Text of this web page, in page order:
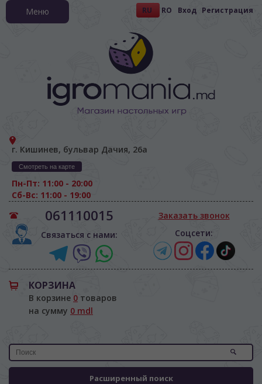
RU RO Вход Регистрация
г. Кишинев, бульвар Дачия, 26а
Смотреть на карте
Пн-Пт: 11:00 - 20:00
Сб-Вс: 11:00 - 19:00
061110015
Связаться с нами:
Заказать звонок
Соцсети:
КОРЗИНА
В корзине 0 товаров
на сумму 0 mdl
Расширенный поиск
Меню